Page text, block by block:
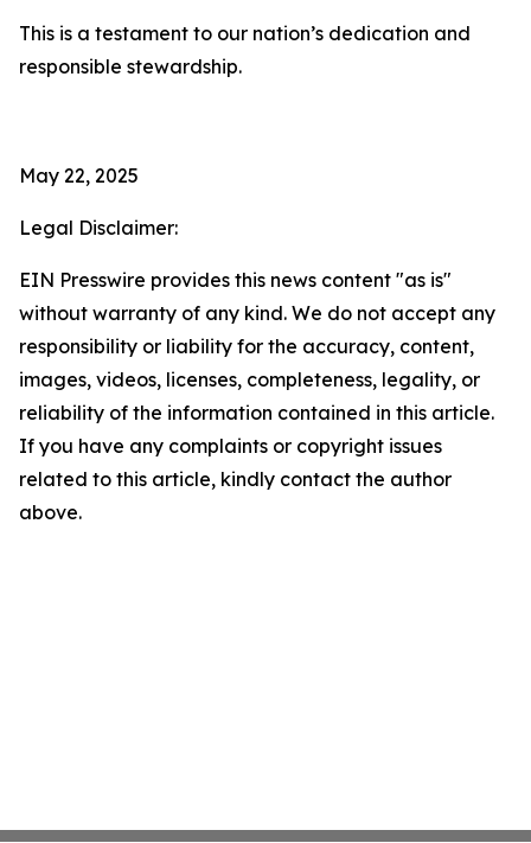
This is a testament to our nation’s dedication and
responsible stewardship.
May 22, 2025
Legal Disclaimer:
EIN Presswire provides this news content "as is"
without warranty of any kind. We do not accept any
responsibility or liability for the accuracy, content,
images, videos, licenses, completeness, legality, or
reliability of the information contained in this article.
If you have any complaints or copyright issues
related to this article, kindly contact the author
above.